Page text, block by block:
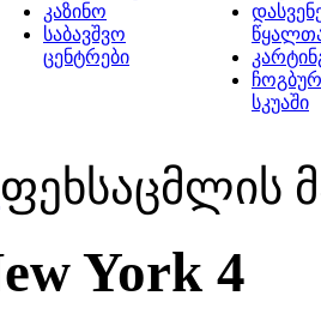
კაზინო
საბავშვო
ცენტრები
სკუაში
ფეხსაცმლის
York 4